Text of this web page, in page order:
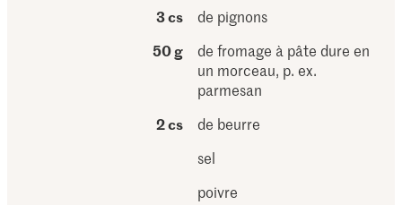
3 cs
de pignons
50 g
de fromage à pâte dure en
un morceau, p. ex.
parmesan
2 cs
de beurre
sel
poivre